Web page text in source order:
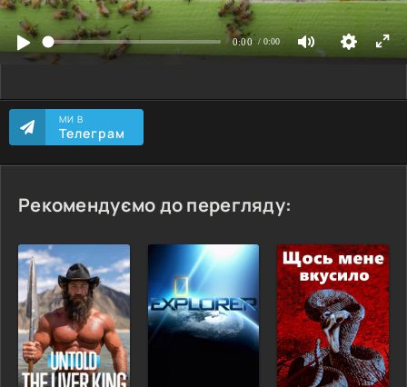
МИ В
Телеграм
Рекомендуємо до перегляду: